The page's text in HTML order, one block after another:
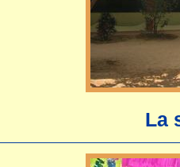
La